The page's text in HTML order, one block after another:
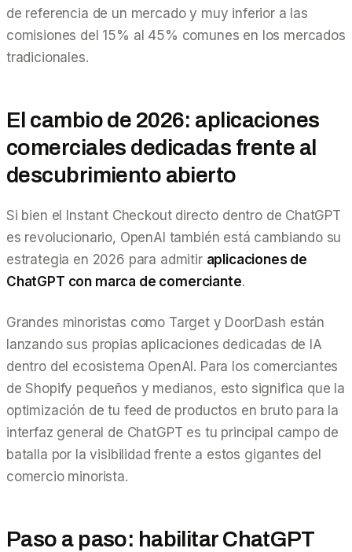
de referencia de un mercado y muy inferior a las
comisiones del 15% al 45% comunes en los mercados
tradicionales.
El cambio de 2026: aplicaciones
comerciales dedicadas frente al
descubrimiento abierto
Si bien el Instant Checkout directo dentro de ChatGPT
es revolucionario, OpenAI también está cambiando su
estrategia en 2026 para admitir aplicaciones de
ChatGPT con marca de comerciante.
Grandes minoristas como Target y DoorDash están
lanzando sus propias aplicaciones dedicadas de IA
dentro del ecosistema OpenAI. Para los comerciantes
de Shopify pequeños y medianos, esto significa que la
optimización de tu feed de productos en bruto para la
interfaz general de ChatGPT es tu principal campo de
batalla por la visibilidad frente a estos gigantes del
comercio minorista.
Paso a paso: habilitar ChatGPT